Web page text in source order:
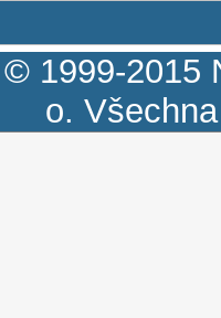
© 1999-2015
o.